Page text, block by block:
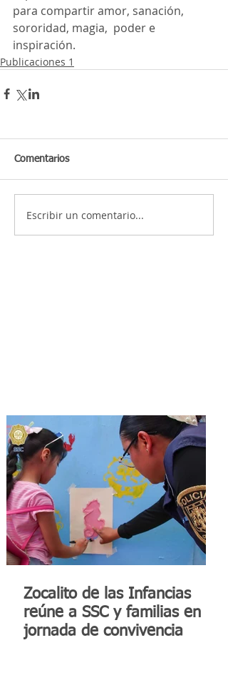
para compartir amor, sanación,
sororidad, magia,  poder e
inspiración.
Publicaciones 1
Comentarios
Escribir un comentario...
Zocalito de las Infancias
reúne a SSC y familias en
jornada de convivencia